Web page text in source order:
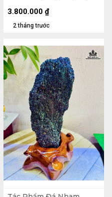
2 tháng trước
3.800.000 ₫